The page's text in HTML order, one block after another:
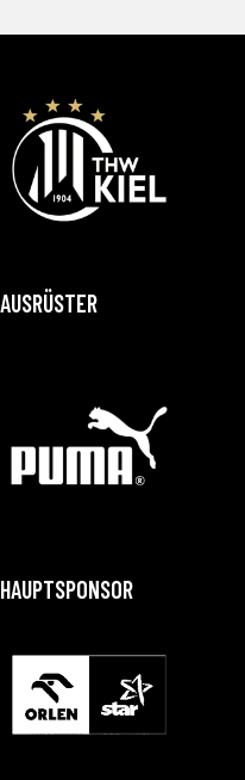
AUSRÜSTER
HAUPTSPONSOR